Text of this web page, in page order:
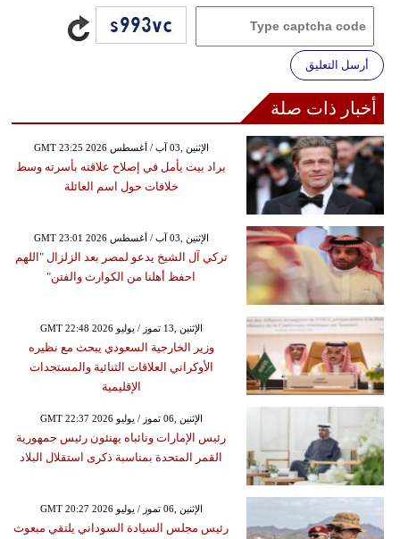
أرسل التعليق
أخبار ذات صلة
GMT 23:25 2026 الإثنين ,03 آب / أغسطس
براد بيت يأمل في إصلاح علاقته بأسرته وسط
خلافات حول اسم العائلة
GMT 23:01 2026 الإثنين ,03 آب / أغسطس
تركي آل الشيخ يدعو لمصر بعد الزلزال "اللهم
احفظ أهلنا من الكوارث والفتن"
GMT 22:48 2026 الإثنين ,13 تموز / يوليو
وزير الخارجية السعودي يبحث مع نظيره
الأوكراني العلاقات الثنائية والمستجدات
الإقليمية
GMT 22:37 2026 الإثنين ,06 تموز / يوليو
رئيس الإمارات ونائباه يهنئون رئيس جمهورية
القمر المتحدة بمناسبة ذكرى استقلال البلاد
GMT 20:27 2026 الإثنين ,06 تموز / يوليو
رئيس مجلس السيادة السوداني يلتقي مبعوث